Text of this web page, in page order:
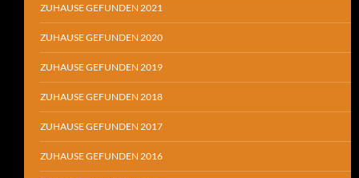
ZUHAUSE GEFUNDEN 2021
ZUHAUSE GEFUNDEN 2020
ZUHAUSE GEFUNDEN 2019
ZUHAUSE GEFUNDEN 2018
ZUHAUSE GEFUNDEN 2017
ZUHAUSE GEFUNDEN 2016